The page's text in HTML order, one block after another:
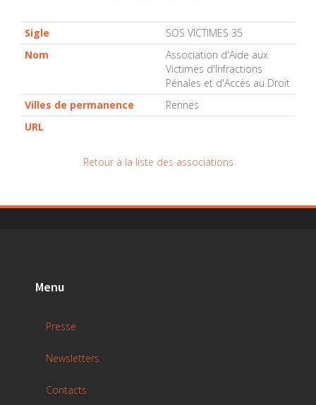
Sigle
SOS VICTIMES 35
Nom
Association d'Aide aux
Victimes d'Infractions
Pénales et d'Accès au Droit
Villes de permanence
Rennes
URL
Retour à la liste des associations
Menu
Presse
Newsletters
Contacts